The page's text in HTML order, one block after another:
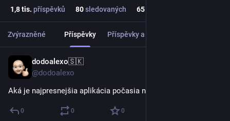
1,8tis. příspěvků 80sledovaných 65
Zvýrazněné Příspěvky Příspěvky a odpovědi
dodoalexo🇸🇰
@dodoalexo
Aká je najpresnejšia aplikácia počasia na iOS?
0 0 0